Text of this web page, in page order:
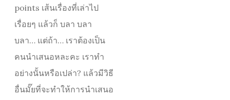
points เส้นเรื่องที่เล่าไป
เรื่อยๆ แล้วก็ บลา บลา
บลา… แต่ถ้า… เราต้องเป็น
คนนำเสนอหละคะ เราทำ
อย่างนั้นหรือเปล่า? แล้วมีวิธี
อื่นมั๊ยที่จะทำให้การนำเสนอ